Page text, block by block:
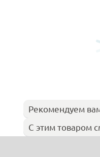
Рекомендуем
С этим товаром